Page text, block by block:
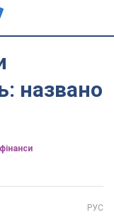
названо
РУС